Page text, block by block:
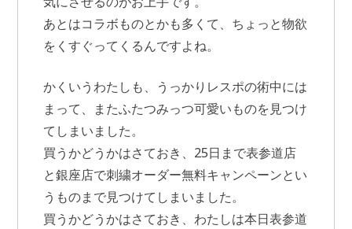
あとはコラボものとかも多くて、ちょっと物欲
をくすぐってくるんですよね。
かくいうわたしも、うっかりレスポの術中には
まって、またふたつみっつ可愛いものを見つけ
てしまいました。
買うかどうかはさておき、25日まで表参道店
と銀座店で刺繍オーダー無料キャンペーンとい
うものまで見つけてしまいました。
買うかどうかはさておき、わたしは本日表参道